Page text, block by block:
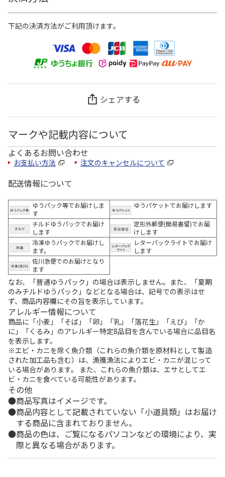
下記の決済方法がご利用頂けます。
シェアする
マークや記載内容について
よくあるお問い合わせ
お支払い方法 注文のキャンセルについて
配送情報について
ゆうパック等でお届けしま
す
ゆうパケットでお届けします
チルドゆうパックでお届け
します
定形外郵便(簡易書留)でお届
けします
冷凍ゆうパックでお届けし
ます。
レターパックライトでお届け
します
佐川急便でのお届けとなり
ます
なお、「普通ゆうパック」の場合は表示しません。また、「夏期
のみチルドゆうパック」などとなる場合は、記号での表示はせ
ず、商品内容欄にその旨を表示しています。
アレルギー情報について
商品に「小麦」「そば」「卵」「乳」「落花生」「えび」「か
に」「くるみ」のアレルギー特定8品目を含んでいる場合に品目名
を表示します。
※エビ・カニを除く魚介類（これらの魚介類を原材料として製造
された加工品も含む）は、漁獲漁法によりエビ・カニが混じって
いる場合があります。 また、これらの魚介類は、エサとしてエ
ビ・カニを食べている可能性があります。
その他
商品写真はイメージです。
商品内容として記載されていない「小道具類」はお届け
する商品に含まれておりません。
商品の色は、ご覧になるパソコンなどの環境により、実
際と異なる場合があります。